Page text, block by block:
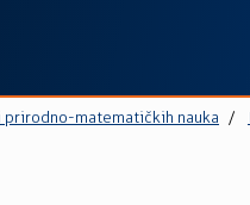
prirodno-matematičkih nauka